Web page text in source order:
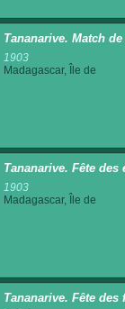
Tananarive. Match
1903
Madagascar, Île de
Tananarive. Fête des
1903
Madagascar, Île de
Tananarive. Fête des